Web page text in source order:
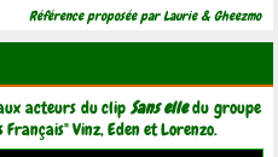
Référence proposée par Laurie & Gheezmo
acteurs du clip Sans elledu groupe
Vinz, Eden et Lorenzo.